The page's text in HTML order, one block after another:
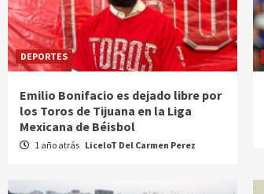
DEPORTES
Emilio Bonifacio es dejado libre por
los Toros de Tijuana en la Liga
Mexicana de Béisbol
1 año atrás LiceloT Del Carmen Perez